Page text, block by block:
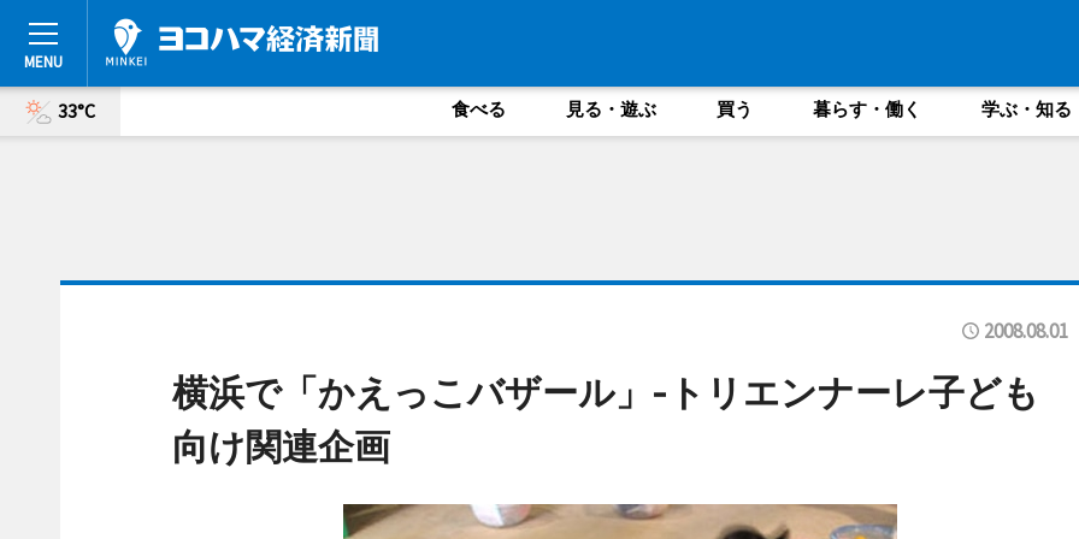
33°C 食べる 見る・遊ぶ 買う 暮らす・働く 学ぶ・知る
2008.08.01
横浜で「かえっこバザール」-トリエンナーレ子ども
向け関連企画